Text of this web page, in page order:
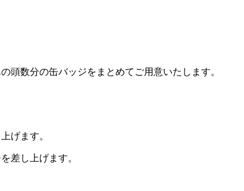
数分の缶バッジをまとめてご用意いたします。
げます。
差し上げます。